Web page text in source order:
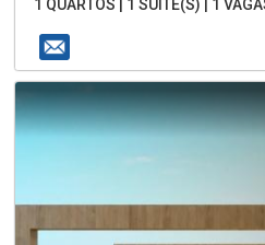
1 QUARTOS | 1 SUÍTE(S) | 1